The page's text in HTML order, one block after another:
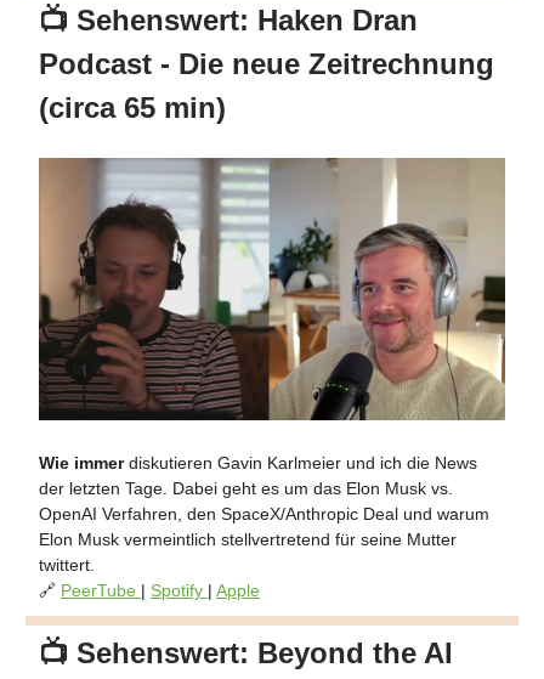
📺 Sehenswert: Haken Dran
Podcast - Die neue Zeitrechnung
(circa 65 min)
Wie immerdiskutieren Gavin Karlmeier und ich die News
der letzten Tage. Dabei geht es um das Elon Musk vs.
OpenAI Verfahren, den SpaceX/Anthropic Deal und warum
Elon Musk vermeintlich stellvertretend für seine Mutter
twittert.
🔗 PeerTube | Spotify | Apple
📺 Sehenswert: Beyond the AI